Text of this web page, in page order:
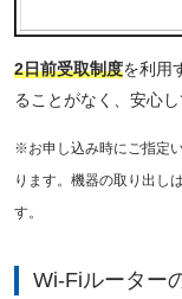
2日前受取制度を利用
ることがなく、安心
※お申し込み時にご指定
ります。機器の取り出し
す。
Wi-Fiルーター